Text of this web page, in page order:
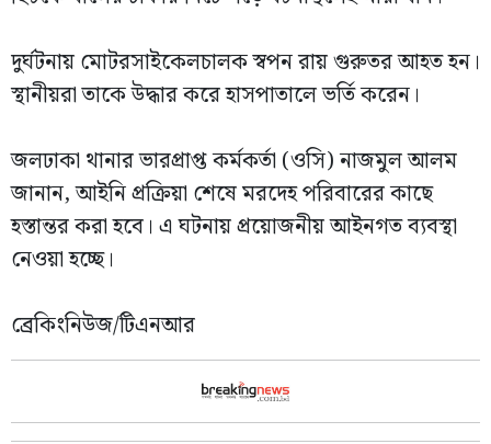
দুর্ঘটনায় মোটরসাইকেলচালক স্বপন রায় গুরুতর আহত হন।
স্থানীয়রা তাকে উদ্ধার করে হাসপাতালে ভর্তি করেন।
জলঢাকা থানার ভারপ্রাপ্ত কর্মকর্তা (ওসি) নাজমুল আলম
জানান, আইনি প্রক্রিয়া শেষে মরদেহ পরিবারের কাছে
হস্তান্তর করা হবে। এ ঘটনায় প্রয়োজনীয় আইনগত ব্যবস্থা
নেওয়া হচ্ছে।
ব্রেকিংনিউজ/টিএনআর